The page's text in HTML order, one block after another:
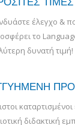
έλεγχο &
το
δυνατή τιμή!
καταρτισμένοι
διδακτική